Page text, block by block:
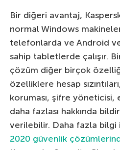
Bir diğeri avantaj,
normal Windows
telefonlarda ve Android
sahip tabletlerde çalışır.
çözüm diğer birçok
özelliklere hesap
koruması, şifre
daha fazlası hakkında
verilebilir. Daha fazla bilgi
2020 güvenlik